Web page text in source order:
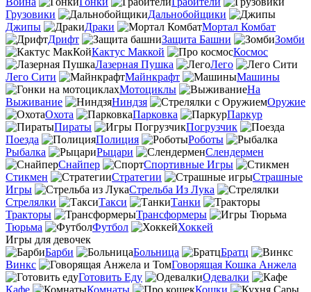
Грузовики
Дальнобойщики
Джипы
Драки
Мортал Комбат
Дрифт
Защита Башни
Зомби
Кактус Маккой
Космос
Лазерная Пушка
Лего
Лего Сити
Майнкрафт
Машины
Мотоциклы
На
Выживание
Ниндзя
Оружие
Охота
Парковка
Паркур
Пираты
Погрузчик
Поезда
Полиция
Роботы
Рыбалка
Рыцари
Слендермен
Снайпер
Спортивные Игры
Стикмен
Стратегии
Страшные
Игры
Стрельба Из Лука
Стрелялки
Такси
Танки
Тракторы
Трансформеры
Тюрьма
Футбол
Хоккей
Игры для девочек
Барби
Больница
Братц
Винкс
Говорящая Кошка Анжела
Готовить Еду
Одевалки
Кафе
Комнаты
Кошки